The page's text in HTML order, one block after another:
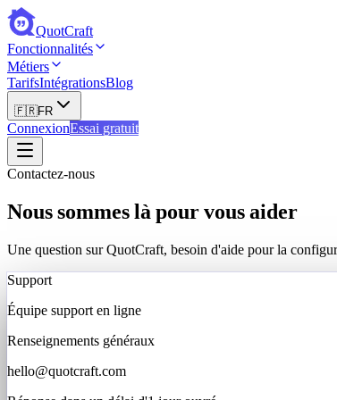
QuotCraft
Fonctionnalités
Métiers
TarifsIntégrationsBlog
🇫🇷FR
ConnexionEssai gratuit
Contactez-nous
Nous sommes là pour vous aider
Une question sur QuotCraft, besoin d'aide pour la
Support
Équipe support en ligne
Renseignements généraux
hello@quotcraft.com